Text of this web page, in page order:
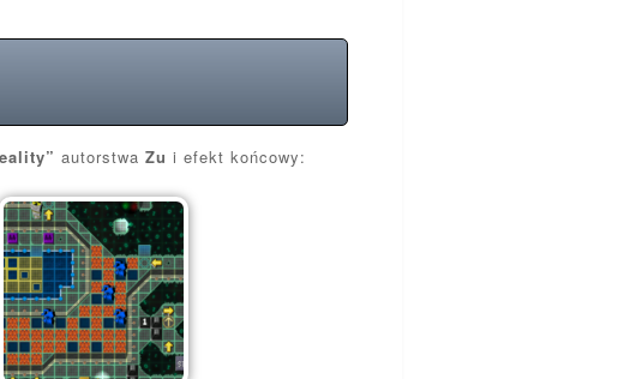
autorstwa Zu i efekt końcowy: